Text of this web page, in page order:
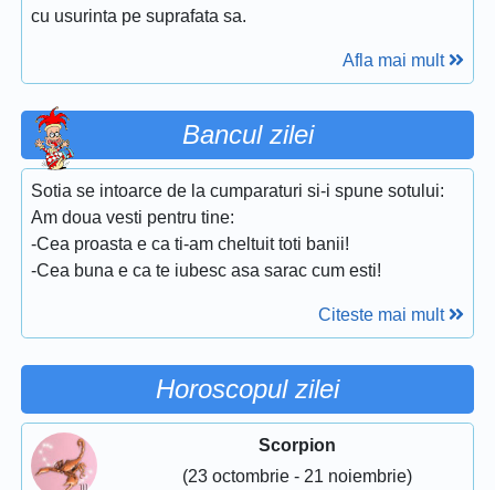
cu usurinta pe suprafata sa.
Afla mai mult
Bancul zilei
Sotia se intoarce de la cumparaturi si-i spune sotului:
Am doua vesti pentru tine:
-Cea proasta e ca ti-am cheltuit toti banii!
-Cea buna e ca te iubesc asa sarac cum esti!
Citeste mai mult
Horoscopul zilei
Scorpion
(23 octombrie - 21 noiembrie)